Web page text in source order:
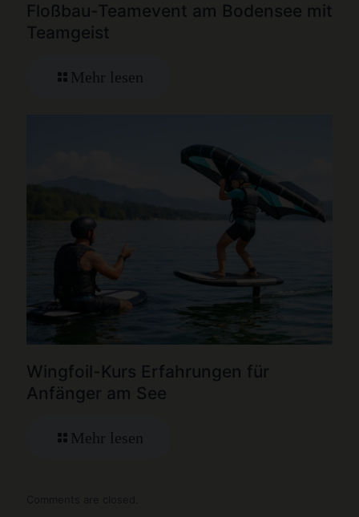
Floßbau-Teamevent am Bodensee mit
Teamgeist
Mehr lesen
Wingfoil-Kurs Erfahrungen für
Anfänger am See
Mehr lesen